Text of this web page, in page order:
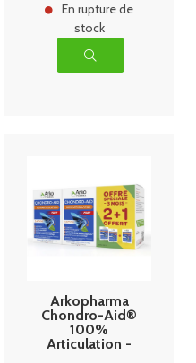
En rupture de
stock
Arkopharma
Chondro-Aid®
100%
Articulation -